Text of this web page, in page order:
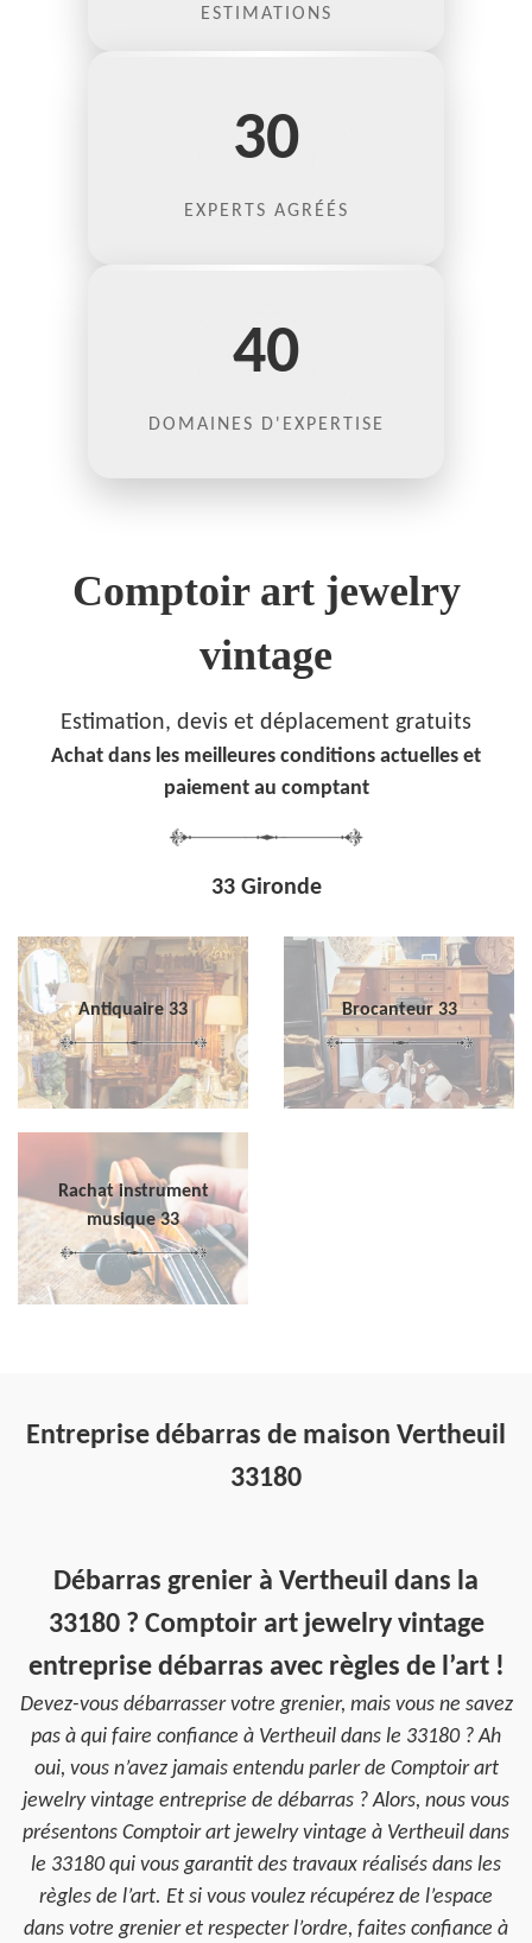
ESTIMATIONS
30
EXPERTS AGRÉÉS
40
DOMAINES D'EXPERTISE
Comptoir art jewelry
vintage
Estimation, devis et déplacement gratuits
Achat dans les meilleures conditions actuelles et
paiement au comptant
33 Gironde
Antiquaire 33 Brocanteur 33
Rachat instrument
musique 33
Entreprise débarras de maison Vertheuil
33180
Débarras grenier à Vertheuil dans la
33180 ? Comptoir art jewelry vintage
entreprise débarras avec règles de l’art !
Devez-vous débarrasser votre grenier, mais vous ne savez
pas à qui faire confiance à Vertheuil dans le 33180 ? Ah
oui, vous n’avez jamais entendu parler de Comptoir art
jewelry vintage entreprise de débarras ? Alors, nous vous
présentons Comptoir art jewelry vintage à Vertheuil dans
le 33180 qui vous garantit des travaux réalisés dans les
règles de l’art. Et si vous voulez récupérez de l’espace
dans votre grenier et respecter l’ordre, faites confiance à